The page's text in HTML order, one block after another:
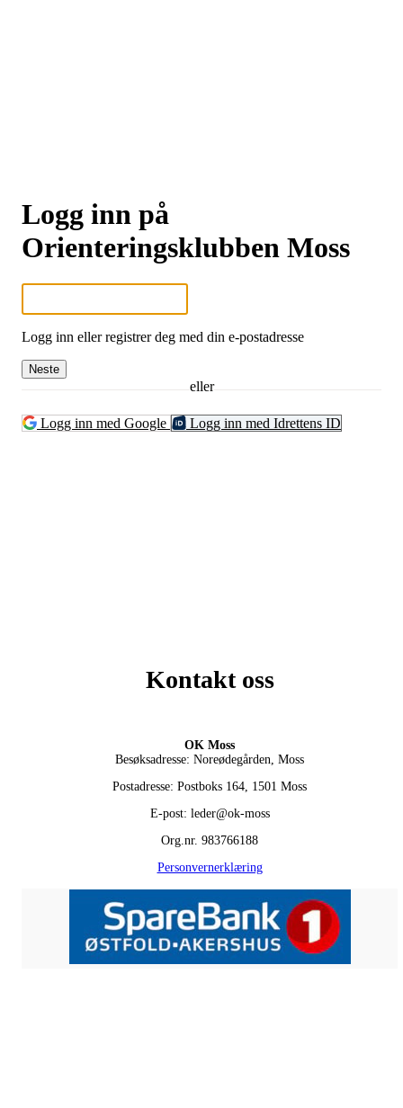
Logg inn på
Orienteringsklubben Moss
Logg inn eller registrer deg med din e-postadresse
Neste
eller
Logg inn med Google Logg inn med Idrettens ID
Kontakt oss
OK Moss
Besøksadresse: Noreødegården, Moss
Postadresse: Postboks 164, 1501 Moss
E-post: leder@ok-moss
Org.nr. 983766188
Personvernerklæring